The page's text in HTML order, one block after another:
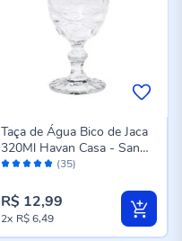
Avaliação: (35)
Taça de Água Bico de Jaca
320Ml Havan Casa - San
Luis
R$ 12,99
2x R$ 6,49